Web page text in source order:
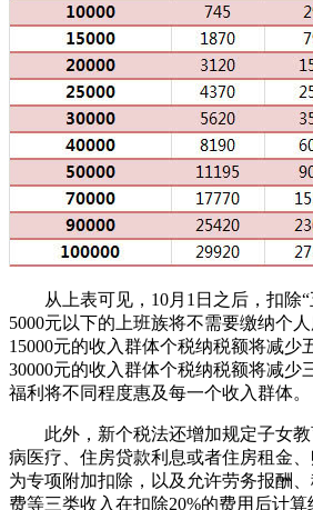
从上表可见，10月1日之后，扣除“
5000元以下的上班族将不需要缴纳个人
15000元的收入群体个税纳税额将减少
30000元的收入群体个税纳税额将减少
福利将不同程度惠及每一个收入群体。
此外，新个税法还增加规定子女教
病医疗、住房贷款利息或者住房租金
为专项附加扣除，以及允许劳务报酬
费等三类收入在扣除20%的费用后计